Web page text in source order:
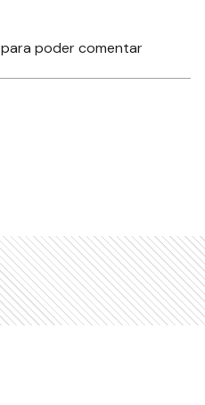
para poder comentar